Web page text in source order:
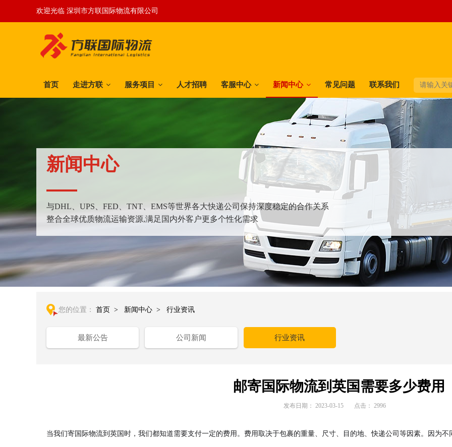
欢迎光临 深圳市方联国际物流有限公司
首页 走进方联 服务项目 人才招聘 客服中心 新闻中心 常见问题 联系我们
新闻中心
与DHL、UPS、FED、TNT、EMS等世界各大快递公司保持深度稳定的合作关系
整合全球优质物流运输资源,满足国内外客户更多个性化需求
您的位置： 首页 > 新闻中心 > 行业资讯
最新公告 公司新闻 行业资讯
邮寄国际物流到英国需要多少费用
发布日期： 2023-03-15 点击： 2996
当我们寄国际物流到英国时，我们都知道需要支付一定的费用。费用取决于包裹的重量、尺寸、目的地、快递公司等因素。因为